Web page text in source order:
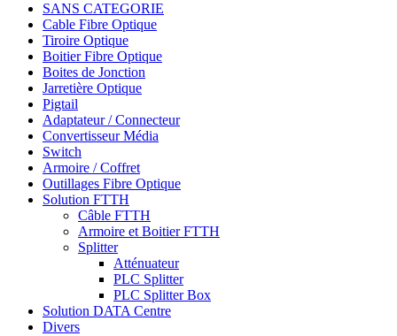
SANS CATEGORIE
Cable Fibre Optique
Tiroire Optique
Boitier Fibre Optique
Boites de Jonction
Jarretière Optique
Pigtail
Adaptateur / Connecteur
Convertisseur Média
Switch
Armoire / Coffret
Outillages Fibre Optique
Solution FTTH
Câble FTTH
Armoire et Boitier FTTH
Splitter
Atténuateur
PLC Splitter
PLC Splitter Box
Solution DATA Centre
Divers